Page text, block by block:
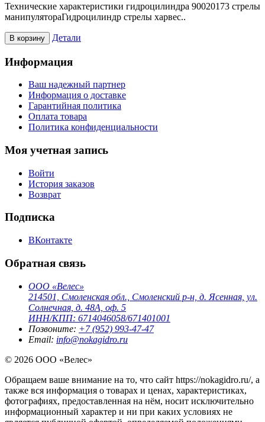
Технические характеристики гидроцилиндра 90020173 стрелы
манипулятораГидроцилиндр стрелы харвес..
В корзину Детали
Информация
Ваш надежный партнер
Информация о доставке
Гарантийная политика
Оплата товара
Политика конфиденциальности
Моя учетная запись
Войти
История заказов
Возврат
Подписка
ВКонтакте
Обратная связь
ООО «Велес»
214501, Смоленская обл., Смоленский р-н, д. Ясенная, ул.
Солнечная, д. 48А, оф. 5
ИНН/КПП: 6714046058/671401001
Позвоните: +7 (952) 993-47-47
Email: info@nokagidro.ru
© 2026 ООО «Велес»
Обращаем ваше внимание на то, что сайт https://nokagidro.ru/, а
также вся информация о товарах и ценах, характеристиках,
фотографиях, предоставленная на нём, носит исключительно
информационный характер и ни при каких условиях не